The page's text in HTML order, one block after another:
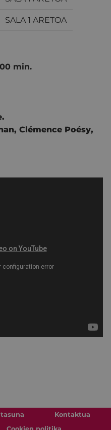
SALA 1 ARETOA
min.
.
, Clémence Poésy,
Kontaktua